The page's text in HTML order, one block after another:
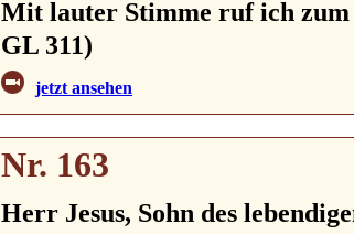
Mit lauter Stimme ruf ich
GL 311)
jetzt ansehen
Nr. 163
Herr Jesus, Sohn des